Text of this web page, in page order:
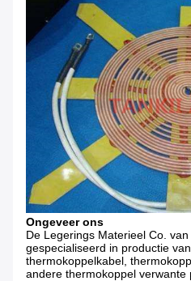
Ongeveer ons
De Legerings Materieel Co.
gespecialiseerd in productie
thermokoppelkabel,
andere thermokoppel verwante